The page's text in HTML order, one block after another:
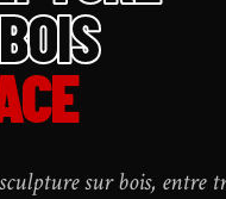
sur bois, entre